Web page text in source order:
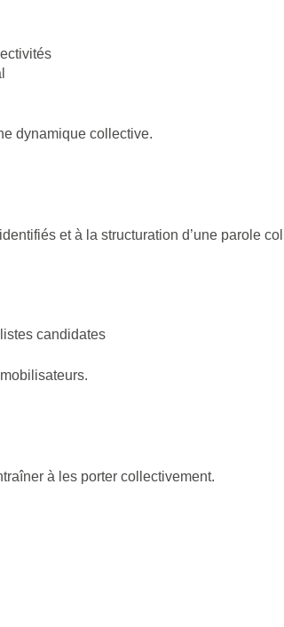
dynamique collective.
et à la structuration d’une parole
candidates
à les porter collectivement.